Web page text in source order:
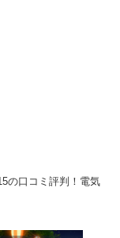
の口コミ評判！電気